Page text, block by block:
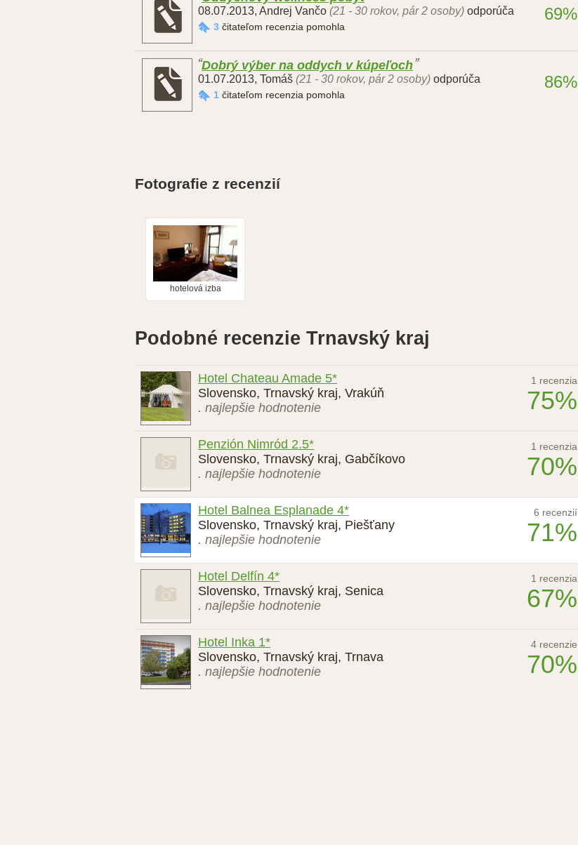
08.07.2013, Andrej Vančo (21 - 30 rokov, pár 2 osoby) odporúča
3 čitateľom recenzia pomohla
69%
Dobrý výber na oddych v kúpeľoch
01.07.2013, Tomáš (21 - 30 rokov, pár 2 osoby) odporúča
1 čitateľom recenzia pomohla
86%
Fotografie z recenzií
hotelová izba
Podobné recenzie Trnavský kraj
Hotel Chateau Amade 5*
Slovensko, Trnavský kraj, Vrakúň
. najlepšie hodnotenie
1 recenzia
75%
Penzión Nimród 2.5*
Slovensko, Trnavský kraj, Gabčíkovo
. najlepšie hodnotenie
1 recenzia
70%
Hotel Balnea Esplanade 4*
Slovensko, Trnavský kraj, Piešťany
. najlepšie hodnotenie
6 recenzií
71%
Hotel Delfín 4*
Slovensko, Trnavský kraj, Senica
. najlepšie hodnotenie
1 recenzia
67%
Hotel Inka 1*
Slovensko, Trnavský kraj, Trnava
. najlepšie hodnotenie
4 recenzie
70%